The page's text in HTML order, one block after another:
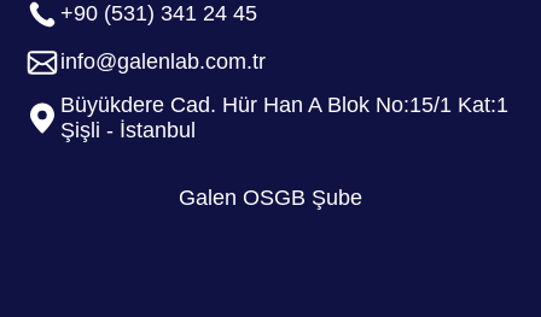
+90 (531) 341 24 45
info@galenlab.com.tr
Büyükdere Cad. Hür Han A Blok No:15/1 Kat:1
Şişli - İstanbul
Galen OSGB Şube